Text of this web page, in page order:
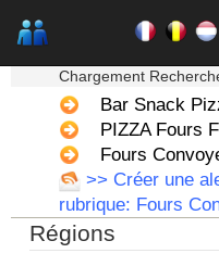
Chargement
Bar Snack
PIZZA Fours
Fours
>> Créer une
rubrique: Fours
Régions
Bretagne
Champagne Ardenne
Corse
Franche Comte - Suisse
Guadeloupe
Guyane
Haute Normandie
Ile de France
La Réunion
Languedoc Roussillon